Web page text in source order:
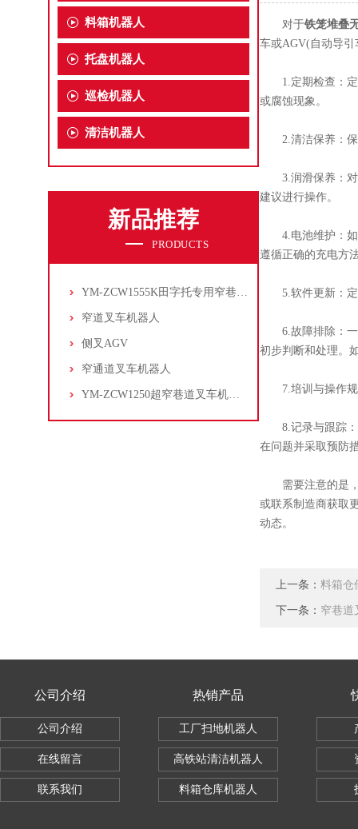
料箱机器人
托盘机器人
巡检机器人
清洁机器人
新品推荐
PRODUCTS
YM-ZCW1555K田字托专用窄巷道叉车机器人
窄道叉车机器人
侧叉AGV
窄通道叉车机器人
YM-ZCW1250超窄巷道叉车机器人
对于铁笼堆叠
车或AGV(自动导
1.定期检查：定
或腐蚀现象。
2.清洁保养：保
3.润滑保养：对
建议进行操作。
4.电池维护：如
遵循正确的充电方
5.软件更新：定
6.故障排除：一
初步判断和处理。
7.培训与操作规
8.记录与跟踪：
在问题并采取预防
需要注意的是，
或联系制造商获取
动态。
上一条： 料箱仓
下一条： 窄巷道
公司介绍
公司介绍
在线留言
联系我们
热销产品
工厂扫地机器人
高铁站清洁机器人
料箱仓库机器人